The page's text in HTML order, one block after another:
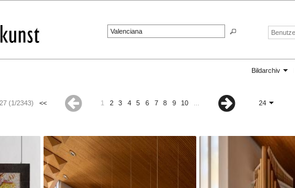
Bildarchiv
(1/2343) << 1 2 3 4 5 6 7 8 9 10 24